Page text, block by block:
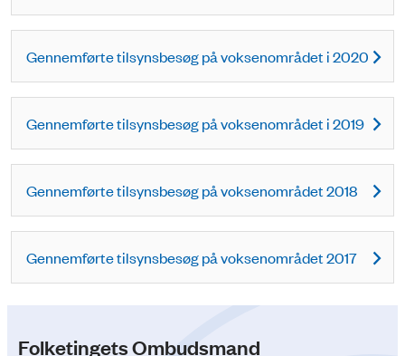
Gennemførte tilsynsbesøg på voksenområdet i 2020
Gennemførte tilsynsbesøg på voksenområdet i 2019
Gennemførte tilsynsbesøg på voksenområdet 2018
Gennemførte tilsynsbesøg på voksenområdet 2017
Folketingets Ombudsmand